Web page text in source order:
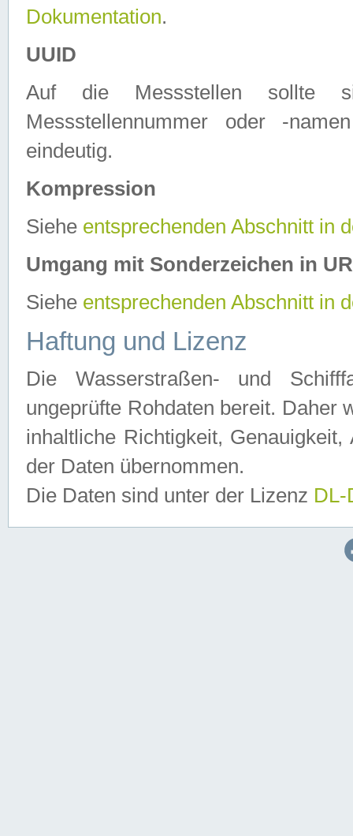
Dokumentation.
UUID
Auf die Messstellen sollte
Messstellennummer oder -
eindeutig.
Kompression
Siehe entsprechenden Abschnitt in
Umgang mit Sonderzeichen in
Siehe entsprechenden Abschnitt in
Haftung und Lizenz
Die Wasserstraßen- und
ungeprüfte Rohdaten bereit. Daher
inhaltliche Richtigkeit,
der Daten übernommen.
Die Daten sind unter der Lizenz